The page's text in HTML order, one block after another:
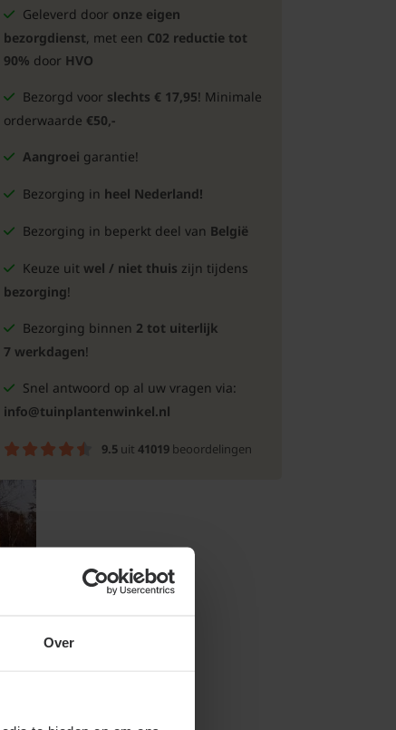
Over
Geleverd door onze eigen
bezorgdienst, met een C02 reductie tot
90% door HVO
Bezorgd voor slechts € 17,95! Minimale
orderwaarde €50,-
Aangroei garantie!
Bezorging in heel Nederland!
Bezorging in beperkt deel van België
Keuze uit wel / niet thuis zijn tijdens
bezorging!
Bezorging binnen 2 tot uiterlijk
7 werkdagen!
Snel antwoord op al uw vragen via:
info@tuinplantenwinkel.nl
9.5 uit 41019 beoordelingen